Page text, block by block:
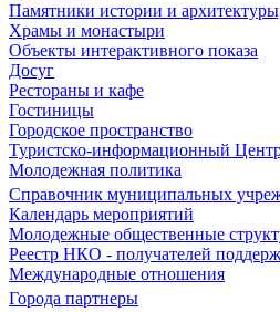
Памятники истории и
Храмы и монастыри
Объекты интерактивного показа
Досуг
Рестораны и кафе
Гостиницы
Городское пространство
Туристско-информационный
Молодежная политика
Справочник муниципальных
Календарь мероприятий
Молодежные общественные
Реестр НКО - получателей
Международные отношения
Города партнеры